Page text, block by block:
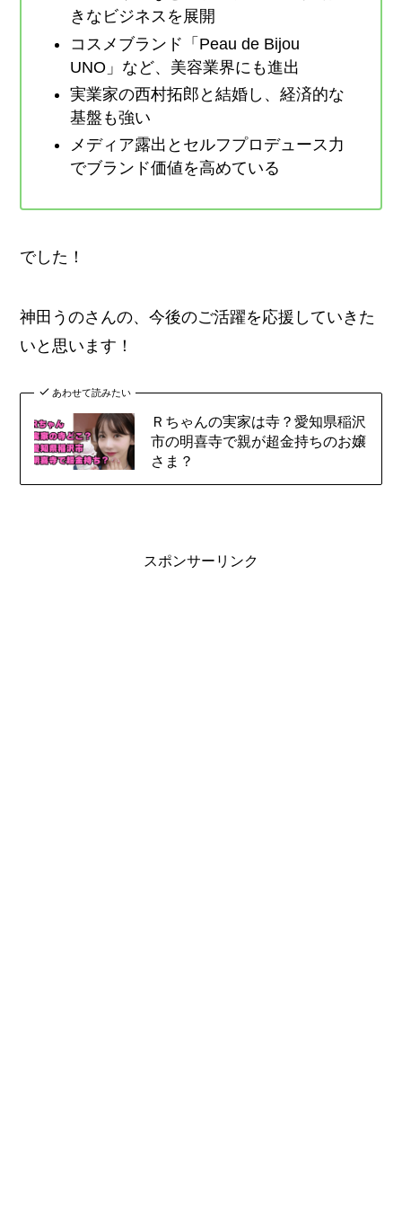
きなビジネスを展開
コスメブランド「Peau de Bijou
UNO」など、美容業界にも進出
実業家の西村拓郎と結婚し、経済的な
基盤も強い
メディア露出とセルフプロデュース力
でブランド価値を高めている
でした！
神田うのさんの、今後のご活躍を応援していきた
いと思います！
あわせて読みたい
Ｒちゃんの実家は寺？愛知県稲沢
市の明喜寺で親が超金持ちのお嬢
さま？
スポンサーリンク